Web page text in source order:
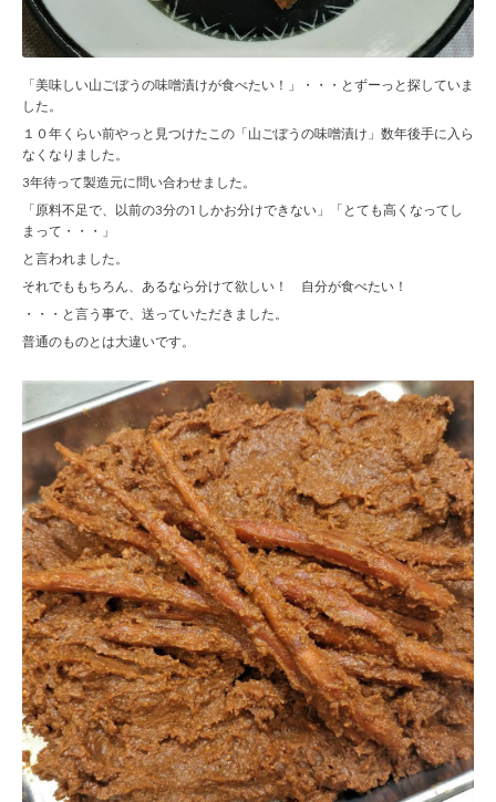
「美味しい山ごぼうの味噌漬けが食べたい！」・・・とずーっと探していま
した。
１０年くらい前やっと見つけたこの「山ごぼうの味噌漬け」数年後手に入ら
なくなりました。
3年待って製造元に問い合わせました。
「原料不足で、以前の3分の1しかお分けできない」「とても高くなってし
まって・・・」
と言われました。
それでももちろん、あるなら分けて欲しい！ 自分が食べたい！
・・・と言う事で、送っていただきました。
普通のものとは大違いです。